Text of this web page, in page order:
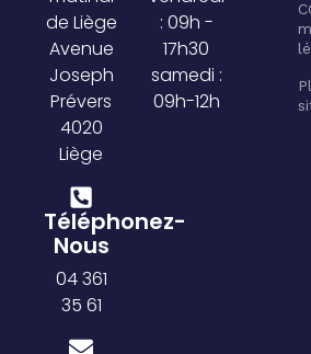
de Liège
Avenue
Joseph
Prévers
4020
Liège
Téléphonez-
Nous
04 361
35 61
: 09h -
17h30
samedi :
09h-12h